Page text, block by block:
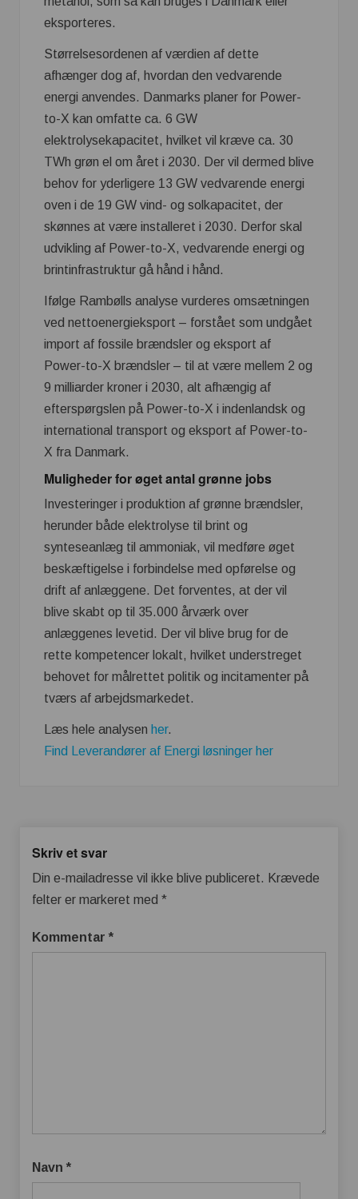
eksporteres.
Størrelsesordenen af værdien af dette
afhænger dog af, hvordan den vedvarende
energi anvendes. Danmarks planer for Power-
to-X kan omfatte ca. 6 GW
elektrolysekapacitet, hvilket vil kræve ca. 30
TWh grøn el om året i 2030. Der vil dermed blive
behov for yderligere 13 GW vedvarende energi
oven i de 19 GW vind- og solkapacitet, der
skønnes at være installeret i 2030. Derfor skal
udvikling af Power-to-X, vedvarende energi og
brintinfrastruktur gå hånd i hånd.
Ifølge Rambølls analyse vurderes omsætningen
ved nettoenergieksport – forstået som undgået
import af fossile brændsler og eksport af
Power-to-X brændsler – til at være mellem 2 og
9 milliarder kroner i 2030, alt afhængig af
efterspørgslen på Power-to-X i indenlandsk og
international transport og eksport af Power-to-
X fra Danmark.
Muligheder for øget antal grønne jobs
Investeringer i produktion af grønne brændsler,
herunder både elektrolyse til brint og
synteseanlæg til ammoniak, vil medføre øget
beskæftigelse i forbindelse med opførelse og
drift af anlæggene. Det forventes, at der vil
blive skabt op til 35.000 årværk over
anlæggenes levetid. Der vil blive brug for de
rette kompetencer lokalt, hvilket understreget
behovet for målrettet politik og incitamenter på
tværs af arbejdsmarkedet.
Læs hele analysen her.
Find Leverandører af Energi løsninger her
Skriv et svar
Din e-mailadresse vil ikke blive publiceret. Krævede
felter er markeret med *
Kommentar *
Navn *